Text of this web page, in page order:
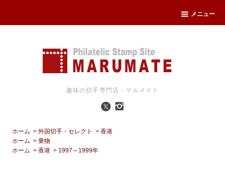
メニュー
趣味の切手専門店・マルメイト
ホーム >外国切手・セレクト >香港
ホーム >乗物
ホーム >香港 > 1997～1999年